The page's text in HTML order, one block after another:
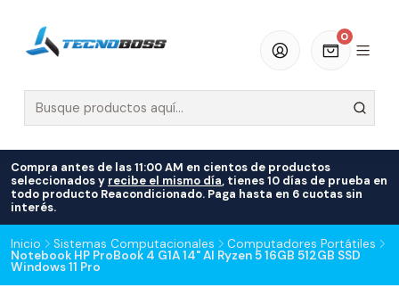
0
Compra antes de las 11:00 AM en cientos de productos
seleccionados y recibe el mismo día, tienes 10 días de prueba en
todo producto Reacondicionado. Paga hasta en 6 cuotas sin
interés.
Inicio Sistemas Computacionales Computadores Portátiles
Notebook HP ProBook 4 G1A 14" AI Ryzen 5 16GB 512GB SSD
Windows 11 Pro